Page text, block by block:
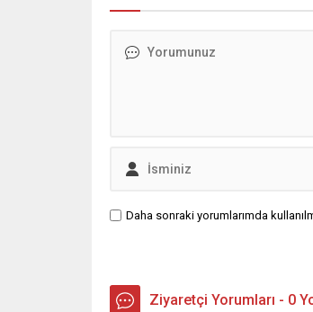
Daha sonraki yorumlarımda
Ziyaretçi Yorumları - 0